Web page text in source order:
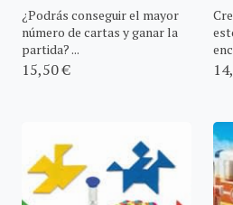
¿Podrás conseguir el mayor
número de cartas y ganar la
partida? ...
15,50 €